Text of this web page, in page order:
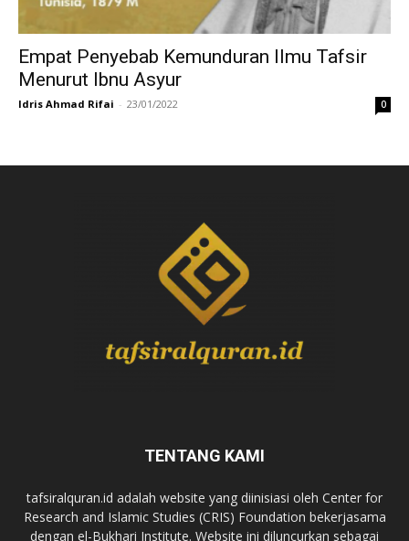
Empat Penyebab Kemunduran Ilmu Tafsir
Menurut Ibnu Asyur
Idris Ahmad Rifai - 23/01/2022 0
TENTANG KAMI
tafsiralquran.id adalah website yang diinisiasi oleh Center for
Research and Islamic Studies (CRIS) Foundation bekerjasama
dengan el-Bukhari Institute. Website ini diluncurkan sebagai